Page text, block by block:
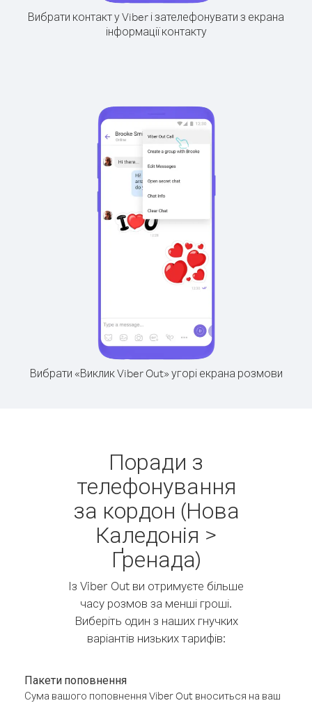
Вибрати контакт у Viber і зателефонувати з екрана
інформації контакту
Вибрати «Виклик Viber Out» угорі екрана розмови
Поради з
телефонування
за кордон (Нова
Каледонія >
Ґренада)
Із Viber Out ви отримуєте більше
часу розмов за менші гроші.
Виберіть один з наших гнучких
варіантів низьких тарифів:
Пакети поповнення
Сума вашого поповнення Viber Out вноситься на ваш